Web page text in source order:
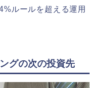
ルールを超える運用
グの次の投資先